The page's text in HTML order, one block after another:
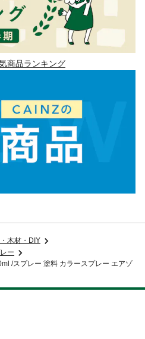
商品ランキング
木材・DIY
ー
/スプレー 塗料 カラースプレー エアゾ